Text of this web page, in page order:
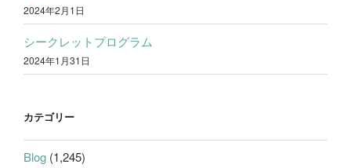
2024年2月1日
シークレットプログラム
2024年1月31日
カテゴリー
Blog (1,245)